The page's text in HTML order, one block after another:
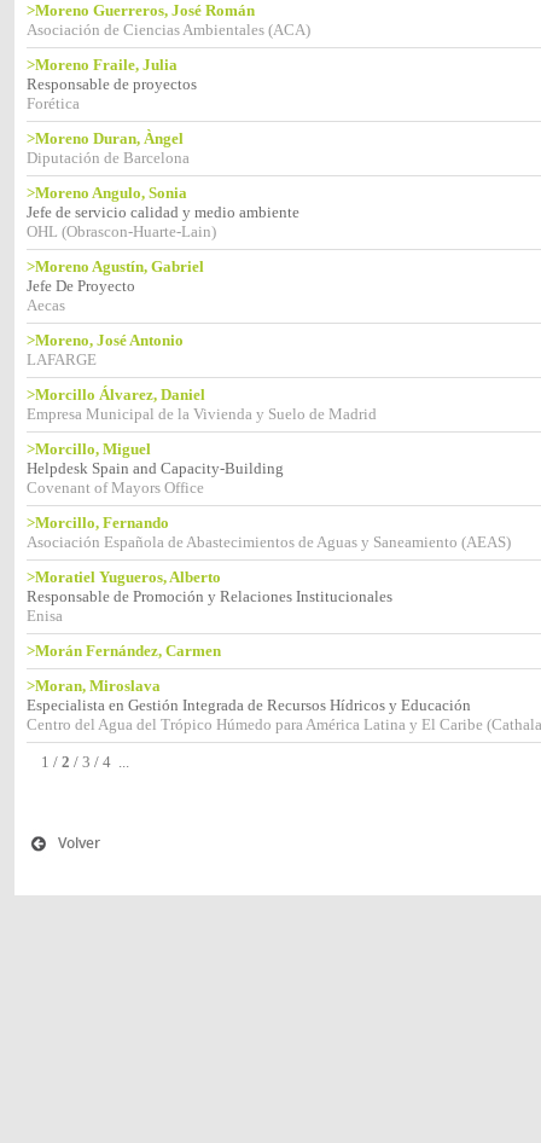
>Moreno Guerreros, José Román
Asociación de Ciencias Ambientales (ACA)
>Moreno Fraile, Julia
Responsable de proyectos
Forética
>Moreno Duran, Àngel
Diputación de Barcelona
>Moreno Angulo, Sonia
Jefe de servicio calidad y medio ambiente
OHL (Obrascon-Huarte-Lain)
>Moreno Agustín, Gabriel
Jefe De Proyecto
Aecas
>Moreno, José Antonio
LAFARGE
>Morcillo Álvarez, Daniel
Empresa Municipal de la Vivienda y Suelo de Madrid
>Morcillo, Miguel
Helpdesk Spain and Capacity-Building
Covenant of Mayors Office
>Morcillo, Fernando
Asociación Española de Abastecimientos de Aguas y Saneamiento (AEAS)
>Moratiel Yugueros, Alberto
Responsable de Promoción y Relaciones Institucionales
Enisa
>Morán Fernández, Carmen
>Moran, Miroslava
Especialista en Gestión Integrada de Recursos Hídricos y Educación
Centro del Agua del Trópico Húmedo para América Latina y El Caribe
1 / 2 / 3 / 4 ...
Volver